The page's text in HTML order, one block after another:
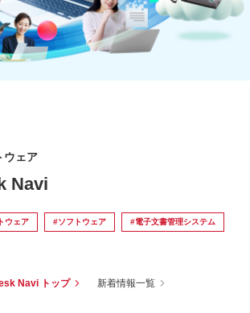
ェア
ウェア
Navi
ウェア #ソフトウェア #電子文書管理システム
Navi トップ 新着情報一覧